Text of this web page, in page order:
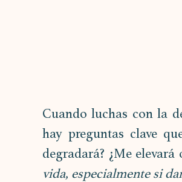
Cuando luchas con la
hay preguntas clave
degradará? ¿Me
vida, especialmente si